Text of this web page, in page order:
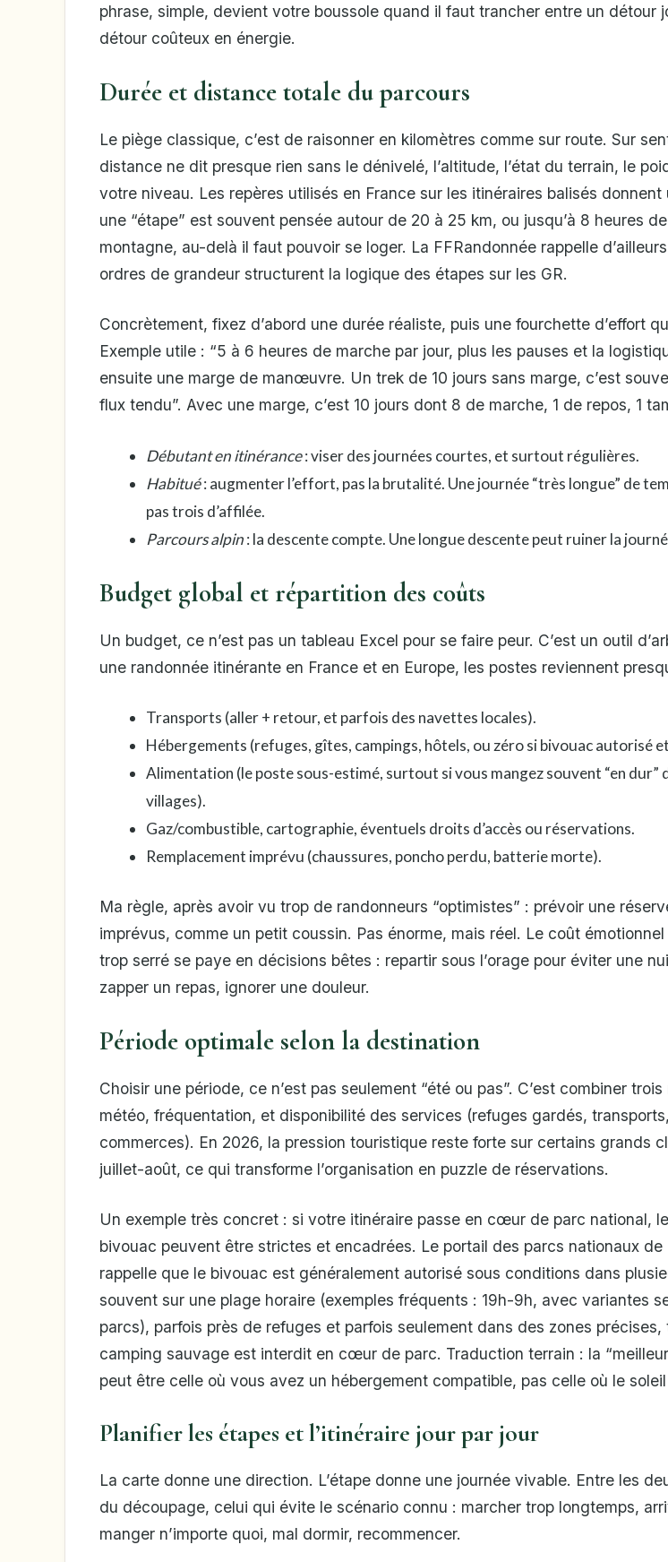
phrase, simple, devient votre boussole quand il faut trancher entre un détour
détour coûteux en énergie.
Durée et distance totale du parcours
Le piège classique, c’est de raisonner en kilomètres comme sur route. Sur
distance ne dit presque rien sans le dénivelé, l’altitude, l’état du terrain, le
votre niveau. Les repères utilisés en France sur les itinéraires balisés donnent
une “étape” est souvent pensée autour de 20 à 25 km, ou jusqu’à 8 heures
montagne, au-delà il faut pouvoir se loger. La FFRandonnée rappelle
ordres de grandeur structurent la logique des étapes sur les GR.
Concrètement, fixez d’abord une durée réaliste, puis une fourchette d’effort
Exemple utile : “5 à 6 heures de marche par jour, plus les pauses et la
ensuite une marge de manœuvre. Un trek de 10 jours sans marge, c’est
flux tendu”. Avec une marge, c’est 10 jours dont 8 de marche, 1 de repos, 1
Débutant en itinérance: viser des journées courtes, et surtout régulières.
Habitué: augmenter l’effort, pas la brutalité. Une journée “très longue” de
pas trois d’affilée.
Parcours alpin: la descente compte. Une longue descente peut ruiner la
Budget global et répartition des coûts
Un budget, ce n’est pas un tableau Excel pour se faire peur. C’est un outil
une randonnée itinérante en France et en Europe, les postes reviennent
Transports (aller + retour, et parfois des navettes locales).
Hébergements (refuges, gîtes, campings, hôtels, ou zéro si bivouac autorisé
Alimentation (le poste sous-estimé, surtout si vous mangez souvent “en dur”
villages).
Gaz/combustible, cartographie, éventuels droits d’accès ou réservations.
Remplacement imprévu (chaussures, poncho perdu, batterie morte).
Ma règle, après avoir vu trop de randonneurs “optimistes” : prévoir une
imprévus, comme un petit coussin. Pas énorme, mais réel. Le coût émotionnel
trop serré se paye en décisions bêtes : repartir sous l’orage pour éviter une
zapper un repas, ignorer une douleur.
Période optimale selon la destination
Choisir une période, ce n’est pas seulement “été ou pas”. C’est combiner trois
météo, fréquentation, et disponibilité des services (refuges gardés, transports,
commerces). En 2026, la pression touristique reste forte sur certains grands
juillet-août, ce qui transforme l’organisation en puzzle de réservations.
Un exemple très concret : si votre itinéraire passe en cœur de parc national,
bivouac peuvent être strictes et encadrées. Le portail des parcs nationaux de
rappelle que le bivouac est généralement autorisé sous conditions dans
souvent sur une plage horaire (exemples fréquents : 19h-9h, avec variantes
parcs), parfois près de refuges et parfois seulement dans des zones
camping sauvage est interdit en cœur de parc. Traduction terrain : la
peut être celle où vous avez un hébergement compatible, pas celle où le
Planifier les étapes et l’itinéraire jour par jour
La carte donne une direction. L’étape donne une journée vivable. Entre les
du découpage, celui qui évite le scénario connu : marcher trop longtemps,
manger n’importe quoi, mal dormir, recommencer.